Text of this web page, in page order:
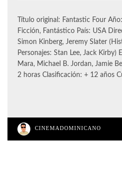
Título original: Fantastic Four
Ficción, Fantástico País: USA
Simon Kinberg, Jeremy Slater
Personajes: Stan Lee, Jack Kirby)
Mara, Michael B. Jordan, Jamie
2 horas Clasificación: + 12 años
CINEMADOMINICANO